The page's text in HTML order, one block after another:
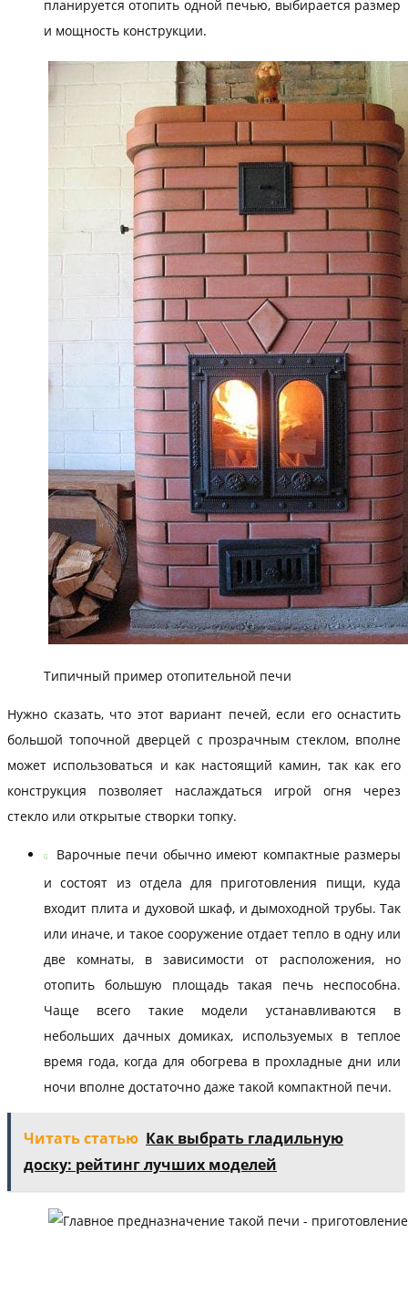
планируется отопить одной печью, выбирается размер
и мощность конструкции.
Типичный пример отопительной печи
Нужно сказать, что этот вариант печей, если его оснастить
большой топочной дверцей с прозрачным стеклом, вполне
может использоваться и как настоящий камин, так как его
конструкция позволяет наслаждаться игрой огня через
стекло или открытые створки топку.
Варочные печи обычно имеют компактные размеры
и состоят из отдела для приготовления пищи, куда
входит плита и духовой шкаф, и дымоходной трубы. Так
или иначе, и такое сооружение отдает тепло в одну или
две комнаты, в зависимости от расположения, но
отопить большую площадь такая печь неспособна.
Чаще всего такие модели устанавливаются в
небольших дачных домиках, используемых в теплое
время года, когда для обогрева в прохладные дни или
ночи вполне достаточно даже такой компактной печи.
Читать статью Как выбрать гладильную
доску: рейтинг лучших моделей